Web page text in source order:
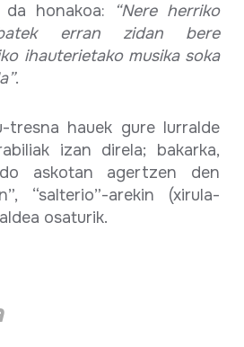
da honakoa:
“Nere herriko
erran zidan bere
ihauterietako musika soka
.
tresna hauek gure lurralde
izan direla; bakarka,
askotan agertzen den
“salterio”-arekin (xirula-
osaturik.